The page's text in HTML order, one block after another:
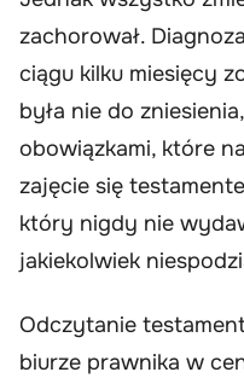
zachorował.
ciągu kilku miesięcy
była nie do
obowiązkami, które
zajęcie się
który nigdy nie
jakiekolwiek
Odczytanie
biurze prawnika w